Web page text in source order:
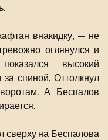
внакидку, — не
оглянулся и
высокий
спиной. Оттолкнул
А Беспалов
сверху на Беспалова